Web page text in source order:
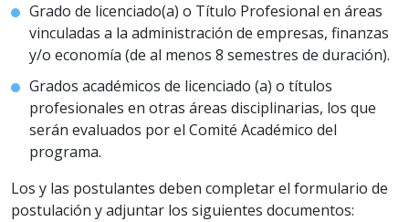
Grado de licenciado(a) o Título Profesional en áreas
vinculadas a la administración de empresas, finanzas
y/o economía (de al menos 8 semestres de duración).
Grados académicos de licenciado (a) o títulos
profesionales en otras áreas disciplinarias, los que
serán evaluados por el Comité Académico del
programa.
Los y las postulantes deben completar el formulario de
postulación y adjuntar los siguientes documentos: